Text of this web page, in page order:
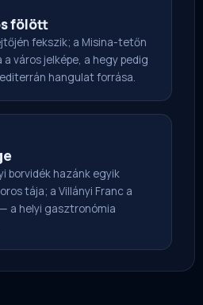
fölött
fekszik; a Misina-tetőn
város jelképe, a hegy pedig
hangulat forrása.
borvidék hazánk egyik
tája; a Villányi Franc a
a helyi gasztronómia